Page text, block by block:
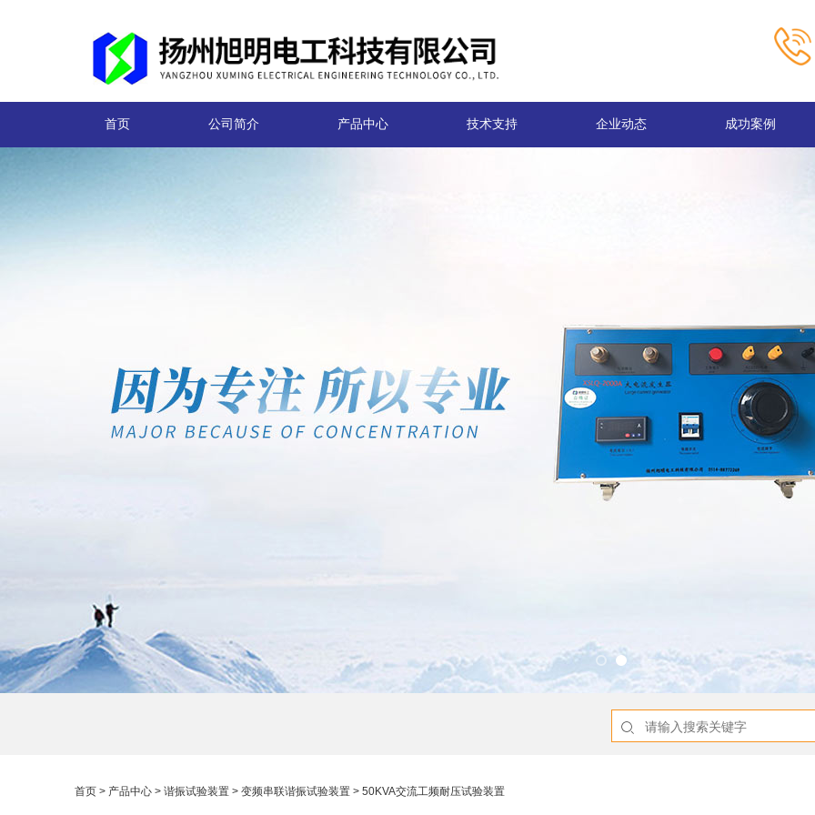
首页 公司简介 产品中心 技术支持 企业动态 成功案例
首页 > 产品中心 > 谐振试验装置 > 变频串联谐振试验装置 > 50KVA交流工频耐压试验装置